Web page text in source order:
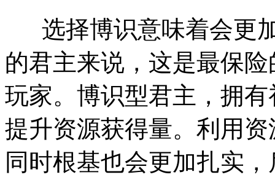
选择博识意味着会更
的君主来说，这是最保
玩家。博识型君主，拥
提升资源获得量。利用
同时根基也会更加扎实